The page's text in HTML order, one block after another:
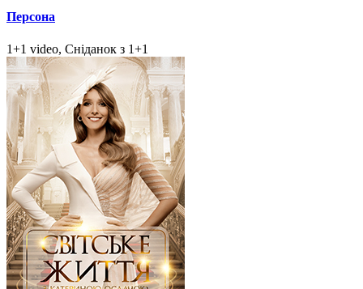
Персона
1+1 video, Сніданок з 1+1